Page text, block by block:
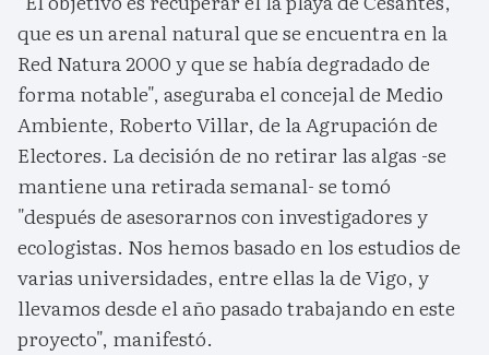
que es un arenal natural que se encuentra en la
Red Natura 2000 y que se había degradado de
forma notable", aseguraba el concejal de Medio
Ambiente, Roberto Villar, de la Agrupación de
Electores. La decisión de no retirar las algas -se
mantiene una retirada semanal- se tomó
"después de asesorarnos con investigadores y
ecologistas. Nos hemos basado en los estudios de
varias universidades, entre ellas la de Vigo, y
llevamos desde el año pasado trabajando en este
proyecto", manifestó.